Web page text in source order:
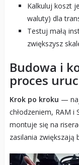
Kalkuluj koszt
waluty) dla
Testuj małą
zwiększysz
Budowa i
proces
Krok po kroku —
chłodzeniem, RAM i
montuje się na
zasilania zwiększają